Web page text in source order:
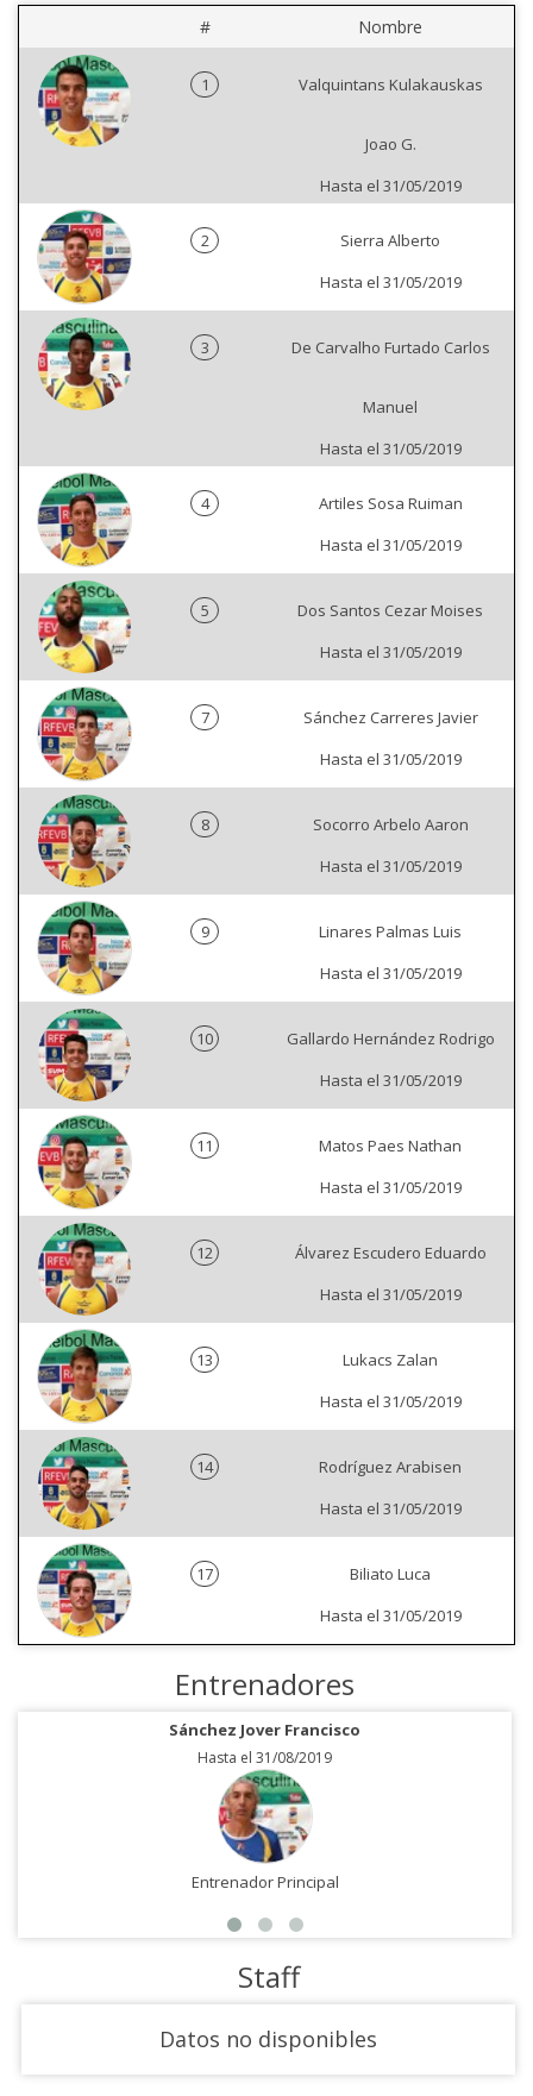
# Nombre
1 Valquintans Kulakauskas
Joao G.
Hasta el 31/05/2019
2
Sierra Alberto
Hasta el 31/05/2019
3 De Carvalho Furtado Carlos
Manuel
Hasta el 31/05/2019
4
Artiles Sosa Ruiman
Hasta el 31/05/2019
5
Dos Santos Cezar Moises
Hasta el 31/05/2019
7
Sánchez Carreres Javier
Hasta el 31/05/2019
8
Socorro Arbelo Aaron
Hasta el 31/05/2019
9
Linares Palmas Luis
Hasta el 31/05/2019
10
Gallardo Hernández Rodrigo
Hasta el 31/05/2019
11
Matos Paes Nathan
Hasta el 31/05/2019
12
Álvarez Escudero Eduardo
Hasta el 31/05/2019
13
Lukacs Zalan
Hasta el 31/05/2019
14
Rodríguez Arabisen
Hasta el 31/05/2019
17
Biliato Luca
Hasta el 31/05/2019
Entrenadores
Sánchez Jover Francisco
Hasta el 31/08/2019
Entrenador Principal
Staff
Datos no disponibles